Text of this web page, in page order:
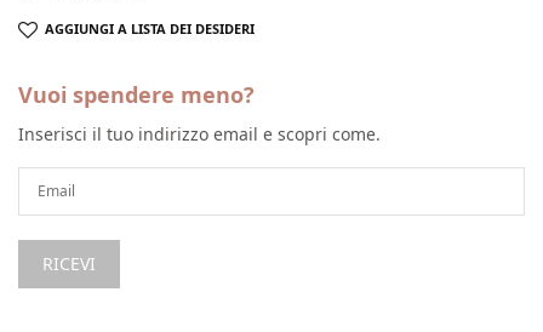
AGGIUNGI A LISTA DEI DESIDERI
Vuoi spendere meno?
Inserisci il tuo indirizzo email e scopri come.